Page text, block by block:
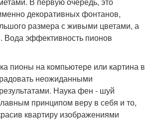
декоративных фонтанов,
размера с живыми цветами, а
Вода эффективность пионов
пионы на компьютере или картина в
неожиданными
Наука фен - шуй
принципом веру в себя и то,
квартиру изображениями